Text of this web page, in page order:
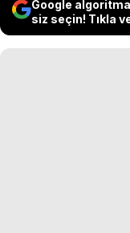
Google
siz seçin! Tıkla